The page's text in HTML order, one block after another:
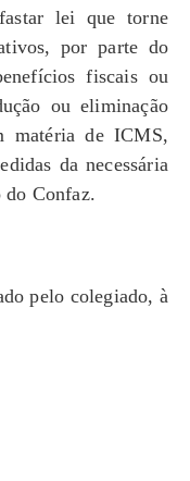
lei que torne
por parte do
fiscais ou
ou eliminação
matéria de ICMS,
da necessária
do Confaz.
pelo colegiado, à